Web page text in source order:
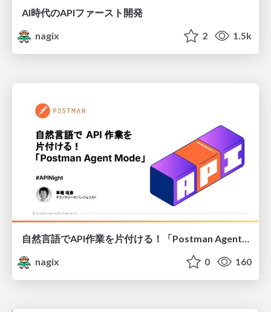
AI時代のAPIファースト開発
nagix
2 1.5k
自然言語でAPI作業を片付ける！「Postman Agent Mode」
nagix
0 160